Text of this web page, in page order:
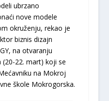
ubrzano
nove modele
okruženju, rekao je
biznis dizajn
na otvaranju
(20-22. mart) koji se
na Mokroj
škole Mokrogorska.